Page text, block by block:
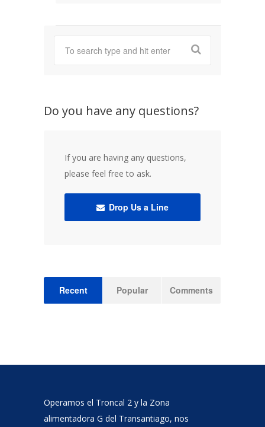
Do you have any questions?
If you are having any questions,
please feel free to ask.
Drop Us a Line
Recent Popular Comments
Operamos el Troncal 2 y la Zona
alimentadora G del Transantiago, nos